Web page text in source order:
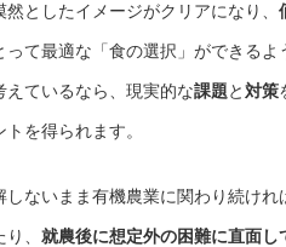
としたイメージがクリアになり、
て最適な「食の選択」ができるよ
ているなら、現実的な課題と対策
を得られます。
しないまま有機農業に関わり続けれ
、 就農後に想定外の困難に直面し